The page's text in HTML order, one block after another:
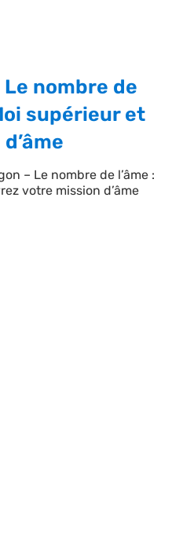
nombre de
supérieur et
– Le nombre de l’âme :
votre mission d’âme